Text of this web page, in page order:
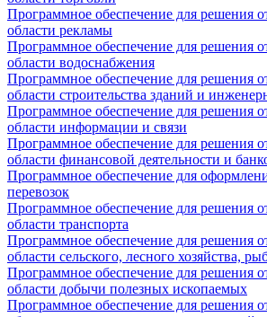
Программное обеспечение для решения
области рекламы
Программное обеспечение для решения
области водоснабжения
Программное обеспечение для решения
области строительства зданий и
Программное обеспечение для решения
области информации и связи
Программное обеспечение для решения
области финансовой деятельности и
Программное обеспечение для
перевозок
Программное обеспечение для решения
области транспорта
Программное обеспечение для решения
области сельского, лесного хозяйства,
Программное обеспечение для решения
области добычи полезных ископаемых
Программное обеспечение для решения